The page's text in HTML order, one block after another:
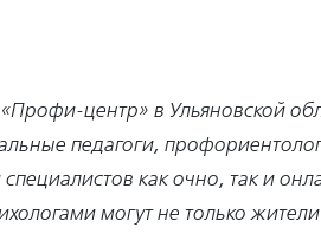
центр» в Ульяновской
педагоги,
как очно, так и
могут не только